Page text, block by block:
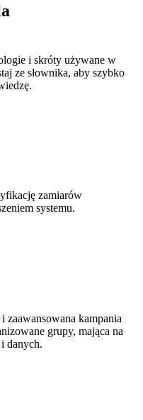
i skróty używane w
ze słownika, aby szybko
zamiarów
systemu.
zaawansowana kampania
grupy, mająca na
danych.